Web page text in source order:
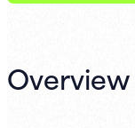
Overview